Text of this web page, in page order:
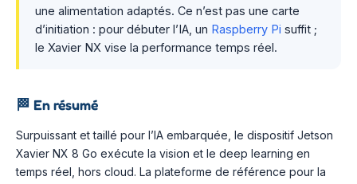
une alimentation adaptés. Ce n’est pas une carte
d’initiation : pour débuter l’IA, un Raspberry Pi suffit ;
le Xavier NX vise la performance temps réel.
🏁 En résumé
Surpuissant et taillé pour l’IA embarquée, le dispositif Jetson
Xavier NX 8 Go exécute la vision et le deep learning en
temps réel, hors cloud. La plateforme de référence pour la